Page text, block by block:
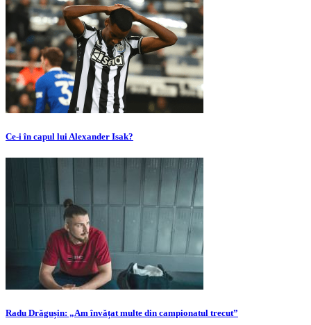
Ce-i în capul lui Alexander Isak?
Radu Drăgușin: „Am învățat multe din campionatul trecut”